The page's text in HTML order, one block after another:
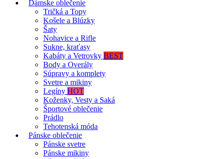
Dámske oblečenie
Tričká a Topy
Košele a Blúzky
Šaty
Nohavice a Rifle
Sukne, kraťasy
Kabáty a Vetrovky BEST
Body a Overály
Súpravy a komplety
Svetre a mikiny
Legíny HOT
Koženky, Vesty a Saká
Športové oblečenie
Prádlo
Tehotenská móda
Pánske oblečenie
Pánske svetre
Pánske mikiny